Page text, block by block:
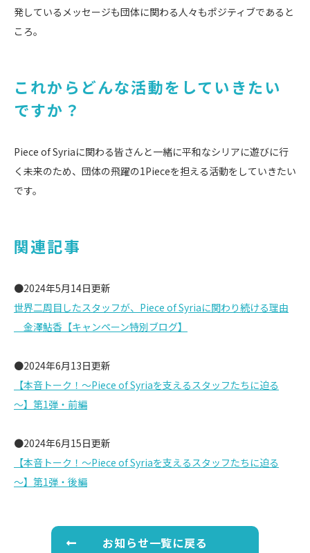
発しているメッセージも団体に関わる人々もポジティブであると
ころ。
これからどんな活動をしていきたい
ですか？
Piece of Syriaに関わる皆さんと一緒に平和なシリアに遊びに行
く未来のため、団体の飛躍の1Pieceを担える活動をしていきたい
です。
関連記事
●2024年5月14日更新
世界二周目したスタッフが、Piece of Syriaに関わり続ける理由
＿金澤鮎香【キャンペーン特別ブログ】
●2024年6月13日更新
【本音トーク！～Piece of Syriaを支えるスタッフたちに迫る
～】第1弾・前編
●2024年6月15日更新
【本音トーク！～Piece of Syriaを支えるスタッフたちに迫る
～】第1弾・後編
お知らせ一覧に戻る